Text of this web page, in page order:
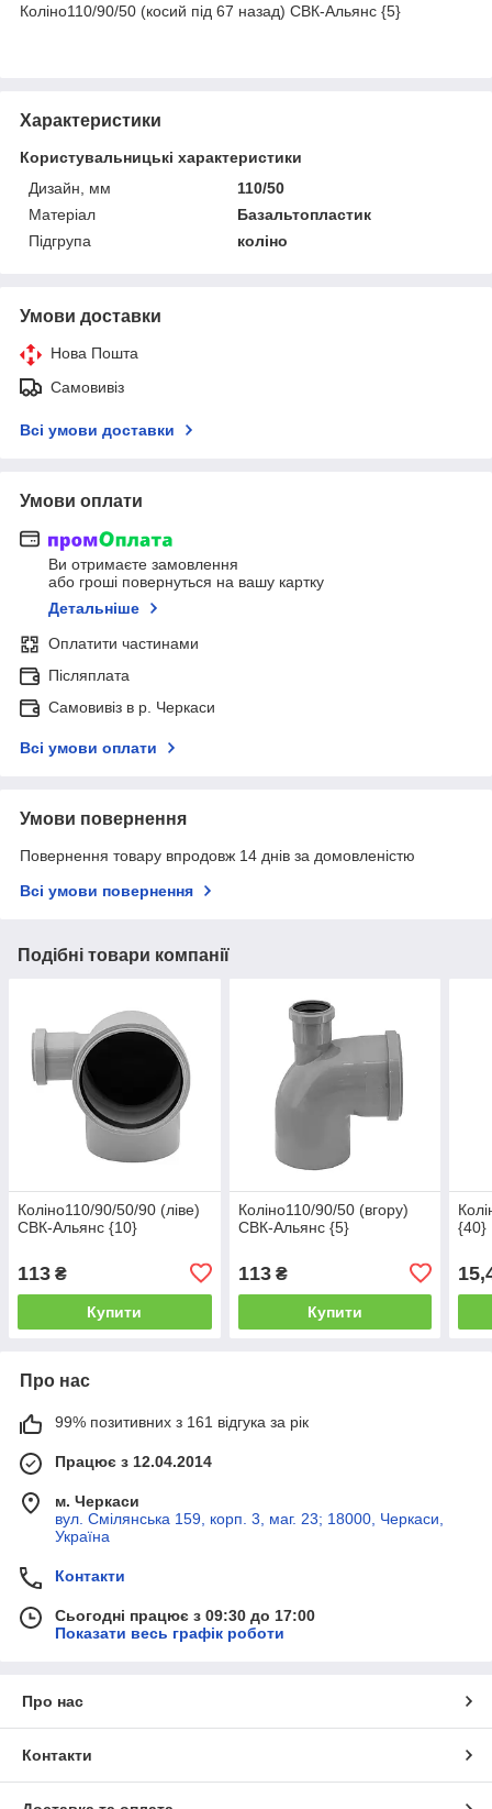
Коліно110/90/50 (косий під 67 назад) СВК-Альянс {5}
Характеристики
Користувальницькі характеристики
Дизайн, мм
110/50
Матеріал
Базальтопластик
Підгрупа
коліно
Умови доставки
Нова Пошта
Самовивіз
Всі умови доставки
Умови оплати
Ви отримаєте замовлення
або гроші повернуться на вашу картку
Детальніше
Оплатити частинами
Післяплата
Самовивіз в р. Черкаси
Всі умови оплати
Умови повернення
Повернення товару впродовж 14 днів за домовленістю
Всі умови повернення
Подібні товари компанії
Коліно110/90/50/90 (ліве)
СВК-Альянс {10}
113 ₴
Купити
Коліно110/90/50 (вгору)
СВК-Альянс {5}
113₴
Купити
{40}
Про нас
99% позитивних з 161 відгука за рік
Працює з 12.04.2014
м. Черкаси
вул. Смілянська 159, корп. 3, маг. 23; 18000, Черкаси,
Україна
Контакти
Сьогодні працює з 09:30 до 17:00
Показати весь графік роботи
Про нас
Контакти